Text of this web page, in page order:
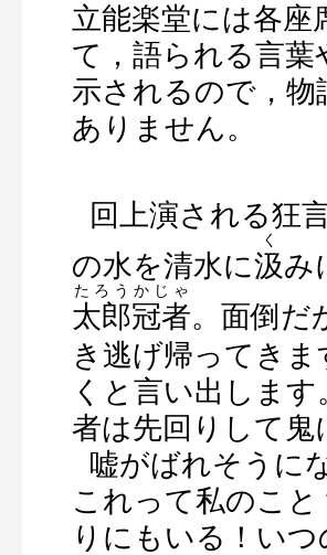
立能楽堂には各
て，語られる言
示されるので，
ありません。
回上演される狂
の水を清水に汲
く
み
太郎冠者
たろうかじゃ
。面倒だ
き逃げ帰ってき
くと言い出しま
者は先回りして鬼
嘘がばれそうに
これって私のこ
りにもいる！い